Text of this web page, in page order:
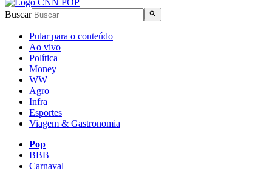
Buscar
Pular para o conteúdo
Ao vivo
Política
Money
WW
Agro
Infra
Esportes
Viagem & Gastronomia
Pop
BBB
Carnaval